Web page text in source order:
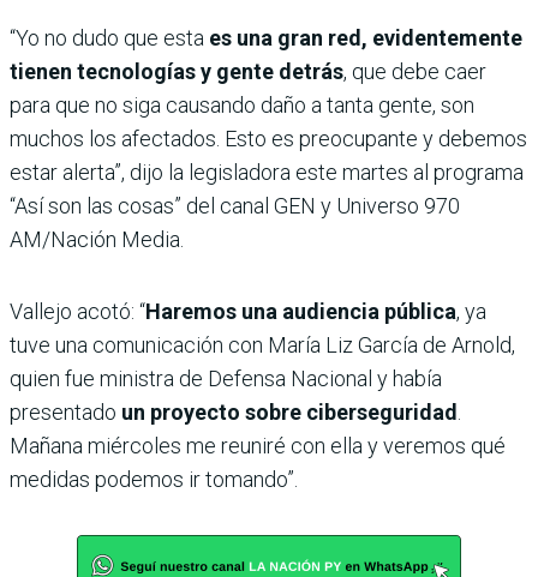
“Yo no dudo que esta es una gran red, evidentemente
tienen tecnologías y gente detrás, que debe caer
para que no siga causando daño a tanta gente, son
muchos los afectados. Esto es preocupante y debemos
estar alerta”, dijo la legisladora este martes al programa
“Así son las cosas” del canal GEN y Universo 970
AM/Nación Media.
Vallejo acotó: “Haremos una audiencia pública, ya
tuve una comunicación con María Liz García de Arnold,
quien fue ministra de Defensa Nacional y había
presentado un proyecto sobre ciberseguridad.
Mañana miércoles me reuniré con ella y veremos qué
medidas podemos ir tomando”.